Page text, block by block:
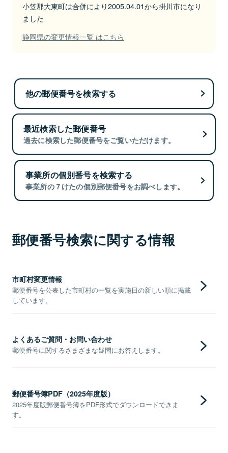
小笠郡大東町は合併により2005.04.01から掛川市になり
ました
静岡県の変更情報一覧 はこちら
他の郵便番号を検索する
最近検索した郵便番号
過去に検索した郵便番号をご覧いただけます。
事業所の個別番号を検索する
事業所の７けたの個別郵便番号をお調べします。
郵便番号検索に関する情報
市町村変更情報
郵便番号を公表した市町村の一覧を実施日の新しい順に掲載
しています。
よくあるご質問・お問い合わせ
郵便番号に関するさまざまな疑問にお答えします。
郵便番号簿PDF（2025年度版）
2025年度版郵便番号簿をPDF形式でダウンロードできま
す。